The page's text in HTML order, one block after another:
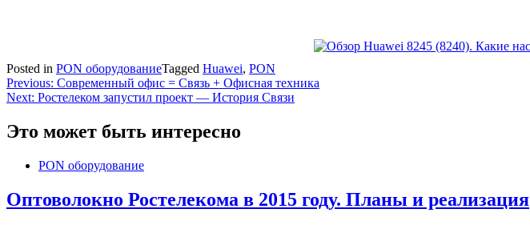
Posted in PON оборудованиеTagged Huawei, PON
Навигация
по
записям
Previous: Современный офис = Связь + Офисная техника
Next: Ростелеком запустил проект — История Связи
Это может быть интересно
PON оборудование
Оптоволокно Ростелекома в 2015 году. Планы и реализация